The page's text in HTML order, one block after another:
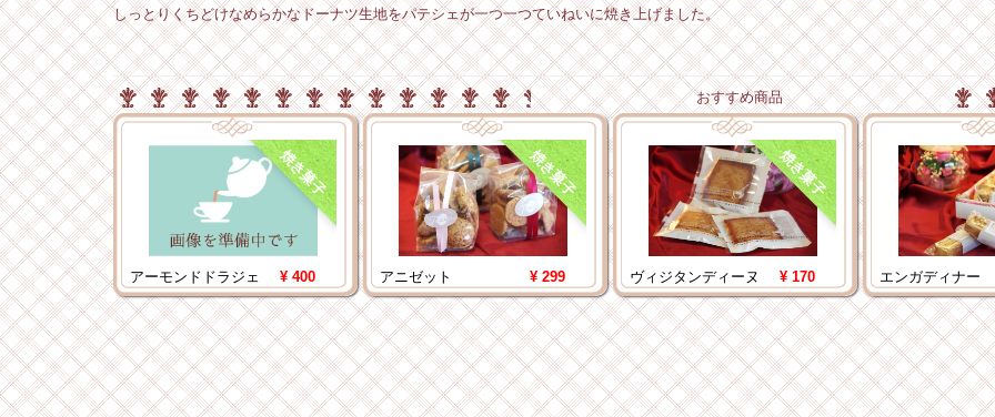
しっとりくちどけなめらかなドーナツ生地をパテシェが一つ一つていねいに焼き上げました。
おすすめ商品
焼き菓子
アーモンドドラジェ ¥ 400
焼き菓子
アニゼット ¥ 299
焼き菓子
ヴィジタンディーヌ ¥ 170 エンガディナー